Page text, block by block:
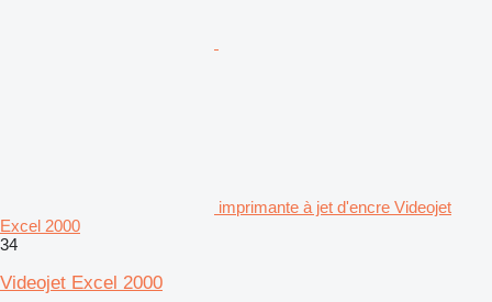
imprimante à jet d'encre Videojet
Excel 2000
34
Videojet Excel 2000